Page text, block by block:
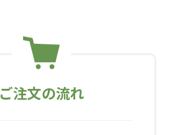
ご注文の流れ